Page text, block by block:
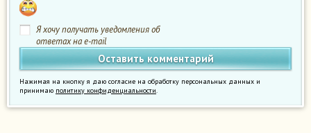
Я хочу получать уведомления об
ответах на e-mail
Нажимая на кнопку я даю согласие на обработку персональных данных и
принимаю политику конфиденциальности.